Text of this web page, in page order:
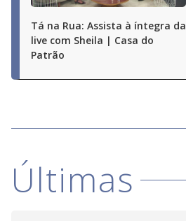
Tá na Rua: Assista à íntegra da
live com Sheila | Casa do
Patrão
Últimas